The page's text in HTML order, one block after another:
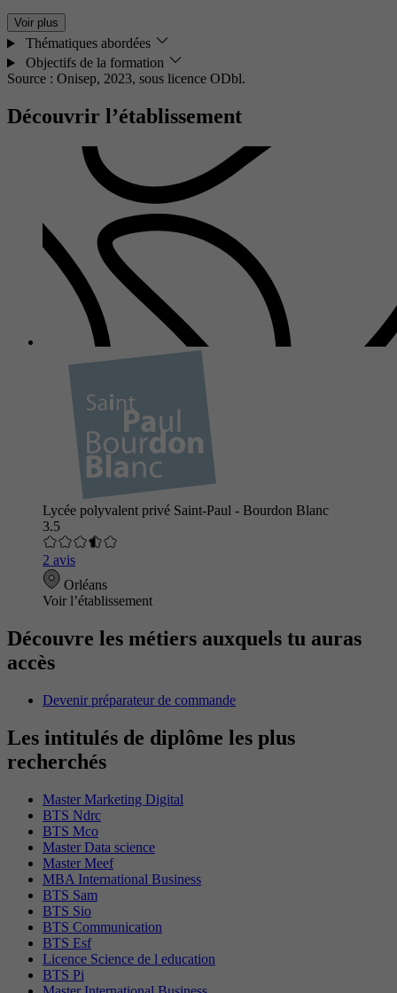
Voir plus
Thématiques abordées
Objectifs de la formation
Source : Onisep, 2023, sous licence ODbl.
Découvrir l’établissement
Lycée polyvalent privé Saint-Paul - Bourdon Blanc
3.5
2 avis
Orléans
Voir l’établissement
Découvre les métiers auxquels tu auras
accès
Devenir préparateur de commande
Les intitulés de diplôme les plus
recherchés
Master Marketing Digital
BTS Ndrc
BTS Mco
Master Data science
Master Meef
MBA International Business
BTS Sam
BTS Sio
BTS Communication
BTS Esf
Licence Science de l education
BTS Pi